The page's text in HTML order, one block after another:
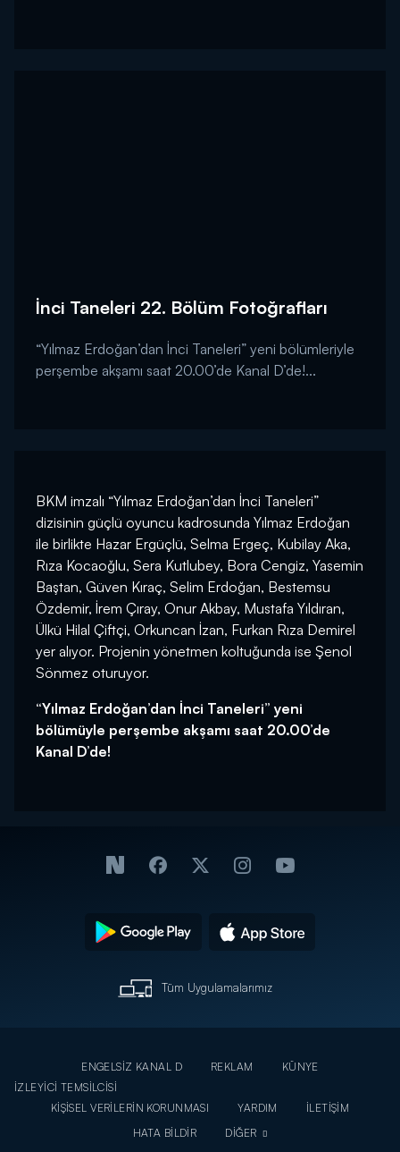
İnci Taneleri 22. Bölüm Fotoğrafları
“Yılmaz Erdoğan’dan İnci Taneleri” yeni bölümleriyle
perşembe akşamı saat 20.00’de Kanal D’de!...
BKM imzalı “Yılmaz Erdoğan’dan İnci Taneleri”
dizisinin güçlü oyuncu kadrosunda Yılmaz Erdoğan
ile birlikte Hazar Ergüçlü, Selma Ergeç, Kubilay Aka,
Rıza Kocaoğlu, Sera Kutlubey, Bora Cengiz, Yasemin
Baştan, Güven Kıraç, Selim Erdoğan, Bestemsu
Özdemir, İrem Çıray, Onur Akbay, Mustafa Yıldıran,
Ülkü Hilal Çiftçi, Orkuncan İzan, Furkan Rıza Demirel
yer alıyor. Projenin yönetmen koltuğunda ise Şenol
Sönmez oturuyor.
“Yılmaz Erdoğan’dan İnci Taneleri” yeni
bölümüyle perşembe akşamı saat 20.00’de
Kanal D’de!
Tüm Uygulamalarımız
ENGELSİZ KANAL D REKLAM
KÜNYE
İZLEYİCİ TEMSİLCİSİ
KİŞİSEL VERİLERİN KORUNMASI
YARDIM
İLETİŞİM
HATA BİLDİR
DİĞER